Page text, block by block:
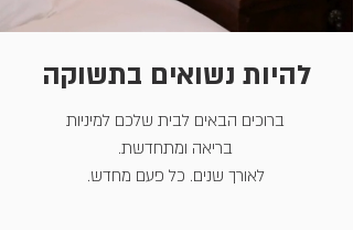
להיות נשואים בתשוקה
ברוכים הבאים לבית שלכם למיניות
בריאה ומתחדשת.
לאורך שנים. כל פעם מחדש.